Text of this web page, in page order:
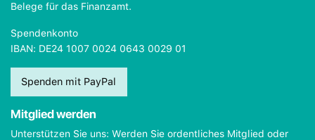
Belege für das Finanzamt.
Spendenkonto
IBAN: DE24 1007 0024 0643 0029 01
Spenden mit PayPal
Mitglied werden
Unterstützen Sie uns: Werden Sie ordentliches Mitglied oder